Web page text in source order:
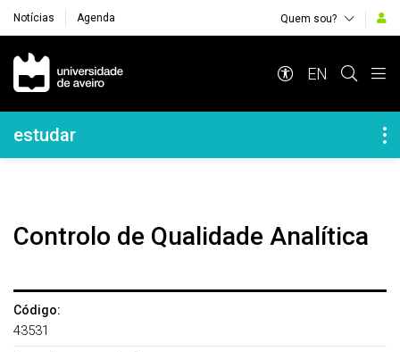
Notícias Agenda Quem sou?
Navegação Principal
EN
Navegação Lateral
estudar
Controlo de Qualidade Analítica
Código:
43531